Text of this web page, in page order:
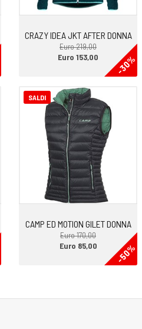
CRAZY IDEA JKT AFTER DONNA
Euro 219,00
-30%
Euro 153,00
SALDI
CAMP ED MOTION GILET DONNA
Euro 170,00
-50%
Euro 85,00